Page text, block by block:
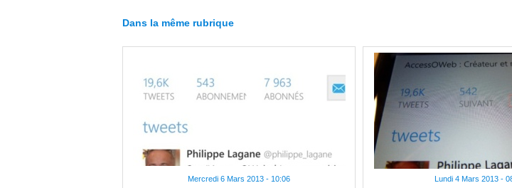
Dans la même rubrique
Mercredi 6 Mars 2013 - 10:06 Lundi 4 Mars 2013 -